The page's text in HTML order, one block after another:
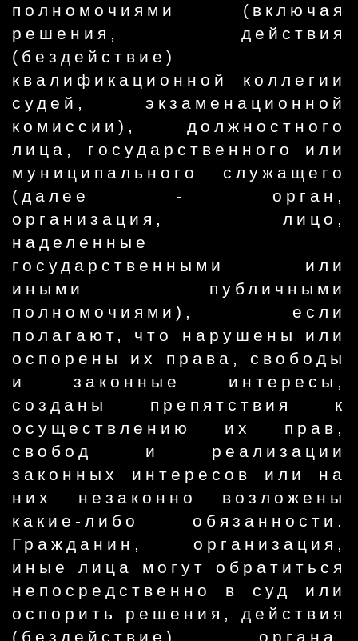
полномочиями (включая
решения, действия
(бездействие)
квалификационной коллегии
судей, экзаменационной
комиссии), должностного
лица, государственного или
муниципального служащего
(далее - орган,
организация, лицо,
наделенные
государственными или
иными публичными
полномочиями), если
полагают, что нарушены или
оспорены их права, свободы
и законные интересы,
созданы препятствия к
осуществлению их прав,
свобод и реализации
законных интересов или на
них незаконно возложены
какие-либо обязанности.
Гражданин, организация,
иные лица могут обратиться
непосредственно в суд или
оспорить решения, действия
(бездействие) органа,